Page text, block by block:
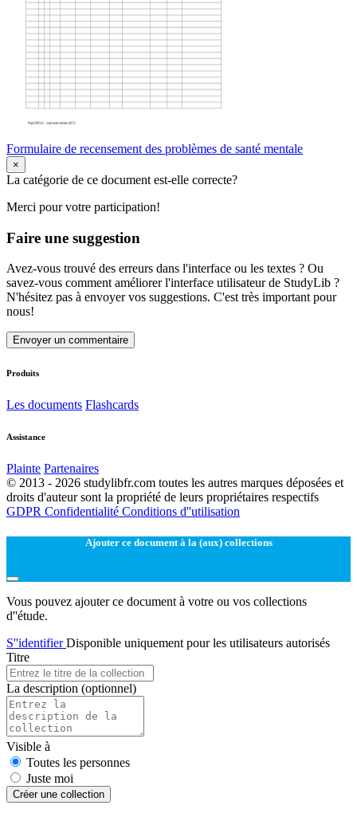
Formulaire de recensement des problèmes de santé mentale
×
La catégorie de ce document est-elle correcte?
Merci pour votre participation!
Faire une suggestion
Avez-vous trouvé des erreurs dans l'interface ou les textes ? Ou
savez-vous comment améliorer l'interface utilisateur de StudyLib ?
N'hésitez pas à envoyer vos suggestions. C'est très important pour
nous!
Envoyer un commentaire
Produits
Les documents Flashcards
Assistance
Plainte Partenaires
© 2013 - 2026 studylibfr.com toutes les autres marques déposées et
droits d'auteur sont la propriété de leurs propriétaires respectifs
GDPR Confidentialité Conditions d''utilisation
Ajouter ce document à la (aux) collections
Vous pouvez ajouter ce document à votre ou vos collections
d''étude.
S''identifierDisponible uniquement pour les utilisateurs autorisés
Titre
La description (optionnel)
Visible à
Toutes les personnes
Juste moi
Créer une collection